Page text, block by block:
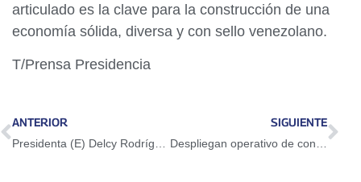
articulado es la clave para la construcción de una
economía sólida, diversa y con sello venezolano.
T/Prensa Presidencia
ANTERIOR
Presidenta (E) Delcy Rodríguez destacó pleno abastecimiento de alimentos y productos
SIGUIENTE
Despliegan operativo de contingencia ante fuertes precipitaciones